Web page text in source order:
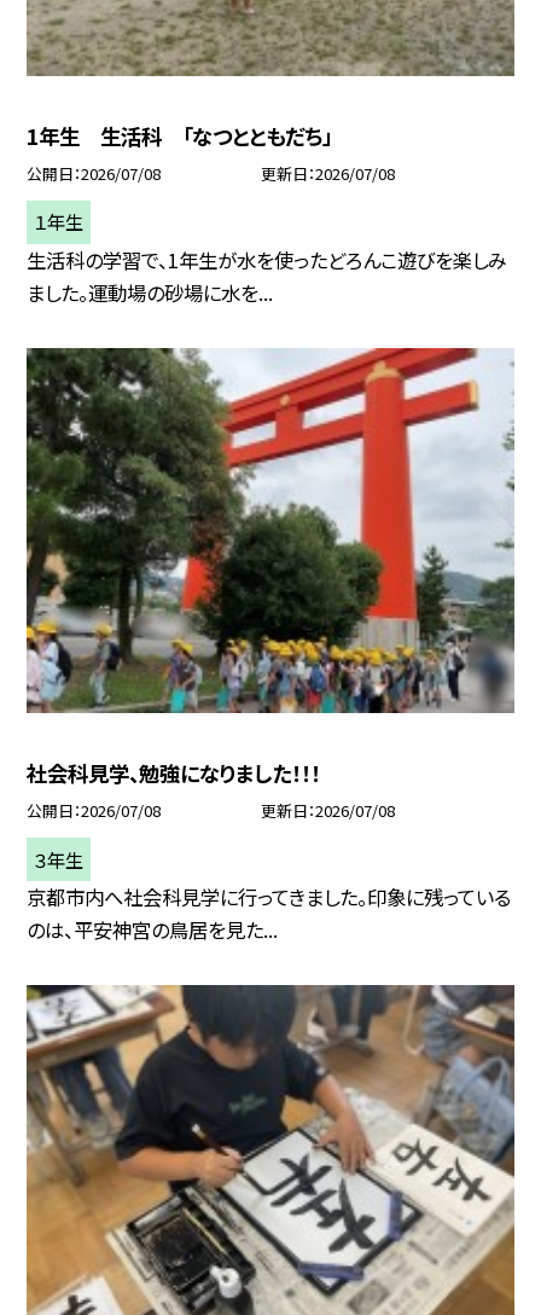
1年生 生活科 「なつとともだち」
公開日 2026/07/08 更新日 2026/07/08
１年生
生活科の学習で、1年生が水を使ったどろんこ遊びを楽しみ
ました。運動場の砂場に水を...
社会科見学、勉強になりました！！！
公開日 2026/07/08 更新日 2026/07/08
３年生
京都市内へ社会科見学に行ってきました。印象に残っている
のは、平安神宮の鳥居を見た...